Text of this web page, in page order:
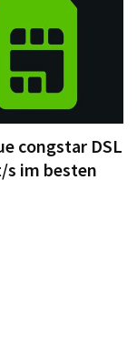
congstar DSL
s im besten